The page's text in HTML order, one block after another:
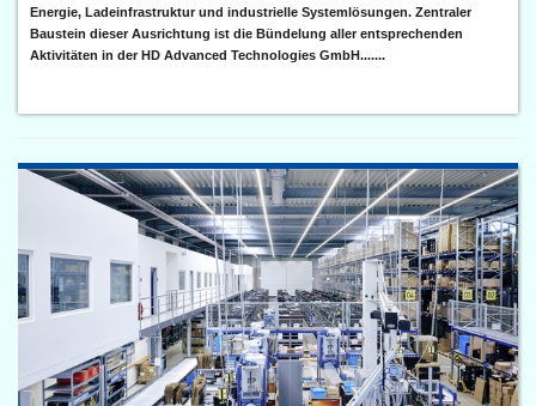
Energie, Ladeinfrastruktur und industrielle Systemlösungen. Zentraler
Baustein dieser Ausrichtung ist die Bündelung aller entsprechenden
Aktivitäten in der HD Advanced Technologies GmbH.......